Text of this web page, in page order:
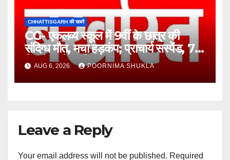
CHHATTISGARH की खबरें
CG- एकलव्य स्कूल में 9वीं के छात्र की
संदिग्ध मौत, मचा हड़कंप; प्राचार्य सस्पेंड, 7
दिन में खुलेगा मौत का राज!…
AUG 6, 2026 POORNIMA SHUKLA
Leave a Reply
Your email address will not be published. Required